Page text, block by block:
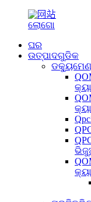
ଘର
ଉତ୍ପାଦଗୁଡିକ